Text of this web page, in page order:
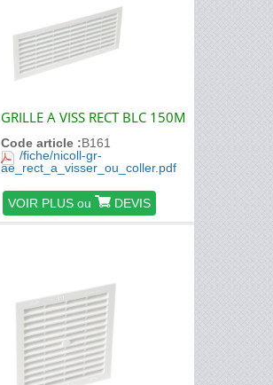
GRILLE A VISS RECT BLC 150M
Code article :B161
/fiche/nicoll-gr-
ae_rect_a_visser_ou_coller.pdf
VOIR PLUS ou DEVIS